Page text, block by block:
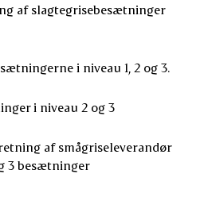
af slagtegrisebesætninger
i niveau 1, 2 og 3.
i niveau 2 og 3
af smågriseleverandør
3 besætninger